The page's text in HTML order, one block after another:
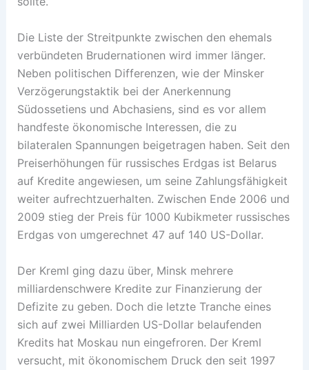
Die Liste der Streitpunkte zwischen den ehemals
verbündeten Brudernationen wird immer länger.
Neben politischen Differenzen, wie der Minsker
Verzögerungstaktik bei der Anerkennung
Südossetiens und Abchasiens, sind es vor allem
handfeste ökonomische Interessen, die zu
bilateralen Spannungen beigetragen haben. Seit den
Preiserhöhungen für russisches Erdgas ist Belarus
auf Kredite angewiesen, um seine Zahlungsfähigkeit
weiter aufrechtzuerhalten. Zwischen Ende 2006 und
2009 stieg der Preis für 1000 Kubikmeter russisches
Erdgas von umgerechnet 47 auf 140 US-Dollar.
Der Kreml ging dazu über, Minsk mehrere
milliardenschwere Kredite zur Finanzierung der
Defizite zu geben. Doch die letzte Tranche eines
sich auf zwei Milliarden US-Dollar belaufenden
Kredits hat Moskau nun eingefroren. Der Kreml
versucht, mit ökonomischem Druck den seit 1997